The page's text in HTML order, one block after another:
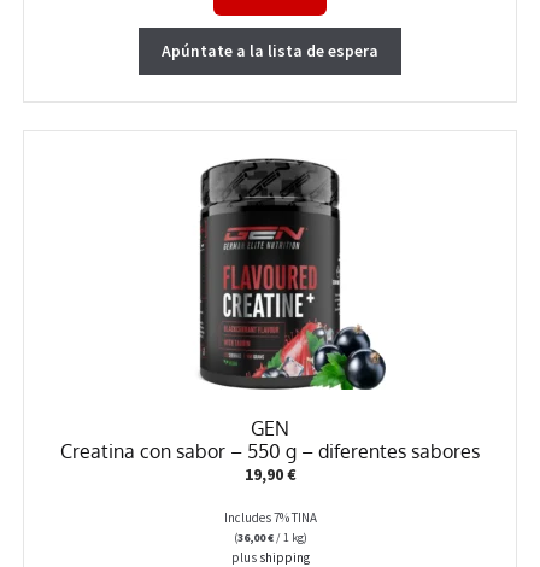
Apúntate a la lista de espera
GEN
Creatina con sabor – 550 g – diferentes sabores
19,90€
Includes 7% TINA
(36,00€/ 1 kg)
plus shipping